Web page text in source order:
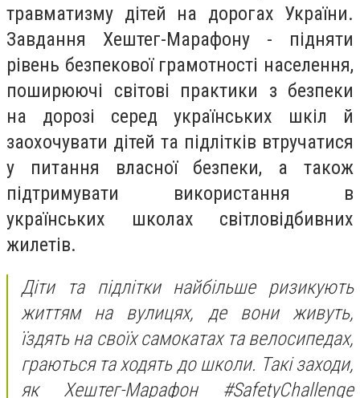
травматизму дітей на дорогах України.
Завдання Хештег-Марафону - підняти
рівень безпекової грамотності населення,
поширюючі світові практики з безпеки
на дорозі серед українських шкіл й
заохочувати дітей та підлітків втручатися
у питання власної безпеки, а також
підтримувати використання в
українських школах світловідбивних
жилетів.
Діти та підлітки найбільше ризикують
життям на вулицях, де вони живуть,
їздять на своїх самокатах та велосипедах,
граються та ходять до школи. Такі заходи,
як Хештег-Марафон #SafetyChallenge